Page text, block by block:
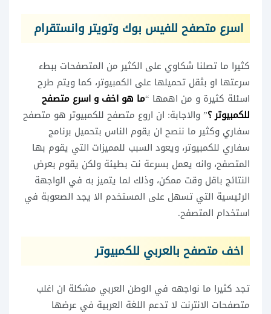
اسرع متصفح للفيس بوك وتويتر وانستقرام
كثيرا ما تصلنا شكاوي على الكثير من المتصفحات ببطء
سرعتها او بثقل تحميلها على الكمبيوتر، كما ويتم طرح
اسئلة كثيرة و من اهمها “ما هو اخف و اسرع متصفح
للكمبيوتر ؟” والاجابة: ان اروع متصفح للكمبيوتر هو متصفح
سفاري وكثير ما ننصح ان يقوم الناس بتحميل برنامج
سفاري للكمبيوتر، ويعود السبب للمميزات التي يقوم بها
المتصفح، وانه يعمل بسرعة نت بطيئة ولكن يقوم بعرض
النتائج باقل وقت ممكن، وذلك لما يتميز به في الواجهة
الرئيسية التي تسهل على المستخدم الا يجد الصعوبة في
استخدام المتصفح.
اخف متصفح بالعربي للكمبيوتر
تجد كثيرا ما نواجهه في الوطن العربي مشكلة ان اغلب
متصفحات الانترنت لا تدعم اللغة العربية في عرضها